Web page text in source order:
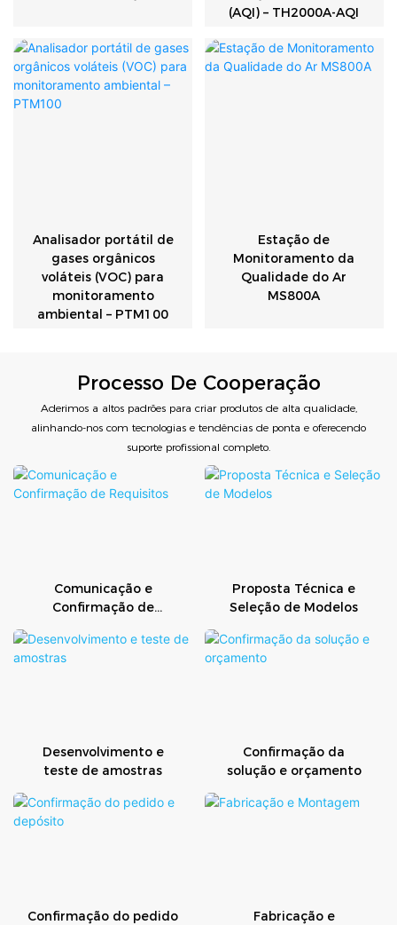
(AQI) – TH2000A-AQI
Analisador portátil de
gases orgânicos
voláteis (VOC) para
monitoramento
ambiental – PTM100
Estação de
Monitoramento da
Qualidade do Ar
MS800A
Processo De Cooperação
Aderimos a altos padrões para criar produtos de alta qualidade,
alinhando-nos com tecnologias e tendências de ponta e oferecendo
suporte profissional completo.
Comunicação e
Confirmação de
Proposta Técnica e
Seleção de Modelos
Desenvolvimento e
teste de amostras
Confirmação da
solução e orçamento
Confirmação do pedido
Fabricação e